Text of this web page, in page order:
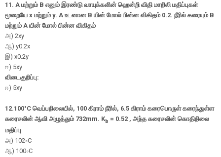
11. A மற்றும் B எனும் இரண்டு வாயுக்களின் ஹென்றி விதி மாறிலி மதிப்புகள்
மூறையே x மற்றும் y. A உடனான B யின் மோல் பின்ன விகிதம் 0.2. நீரில் கரையும் B
மற்றும் A யின் மோல் பின்ன விகிதம்
அ) 2xy
ஆ) y0.2x
இ) x0.2y
ஈ) 5xy
விடைகுறிப்பு:
ஈ) 5xy
12.100°C வெப்பநிலையில், 100 கிராம் நீரில், 6.5 கிராம் கரைபொருள் கரைந்துள்ள
கரைசலின் ஆவி அழுத்தும் 732mm. Kb = 0.52 , அந்த கரைசலின் கொதிநிலை
மதிப்பு
அ) 102∘C
ஆ) 100∘C